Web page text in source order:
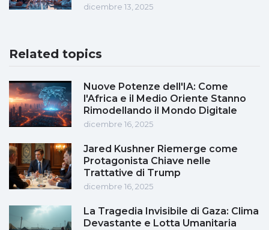
dicembre 13, 2025
Related topics
Nuove Potenze dell'IA: Come
l'Africa e il Medio Oriente Stanno
Rimodellando il Mondo Digitale
dicembre 16, 2025
Jared Kushner Riemerge come
Protagonista Chiave nelle
Trattative di Trump
dicembre 16, 2025
La Tragedia Invisibile di Gaza: Clima
Devastante e Lotta Umanitaria